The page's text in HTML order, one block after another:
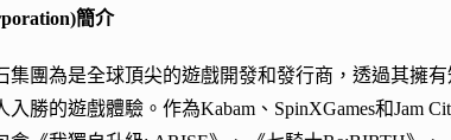
簡介
集團為是全球頂尖的遊戲開發和發行商，透過其擁
勝的遊戲體驗。作為Kabam、SpinXGames和Jam